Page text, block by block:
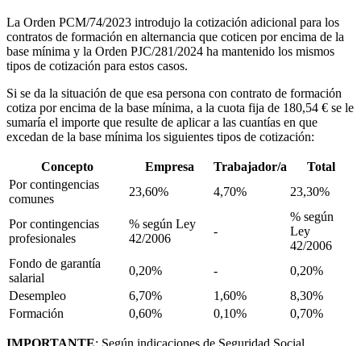
La Orden PCM/74/2023 introdujo la cotización adicional para los
contratos de formación en alternancia que coticen por encima de la
base mínima y la Orden PJC/281/2024 ha mantenido los mismos
tipos de cotización para estos casos.
Si se da la situación de que esa persona con contrato de formación
cotiza por encima de la base mínima, a la cuota fija de 180,54 € se le
sumaría el importe que resulte de aplicar a las cuantías en que
excedan de la base mínima los siguientes tipos de cotización:
Concepto Empresa Trabajador/a
Total
Por contingencias
comunes
23,60% 4,70% 23,30%
Por contingencias
profesionales
% según Ley
42/2006
-
% según
Ley
42/2006
Fondo de garantía
salarial
0,20% -
0,20%
Desempleo
6,70% 1,60%
8,30%
Formación
0,60% 0,10% 0,70%